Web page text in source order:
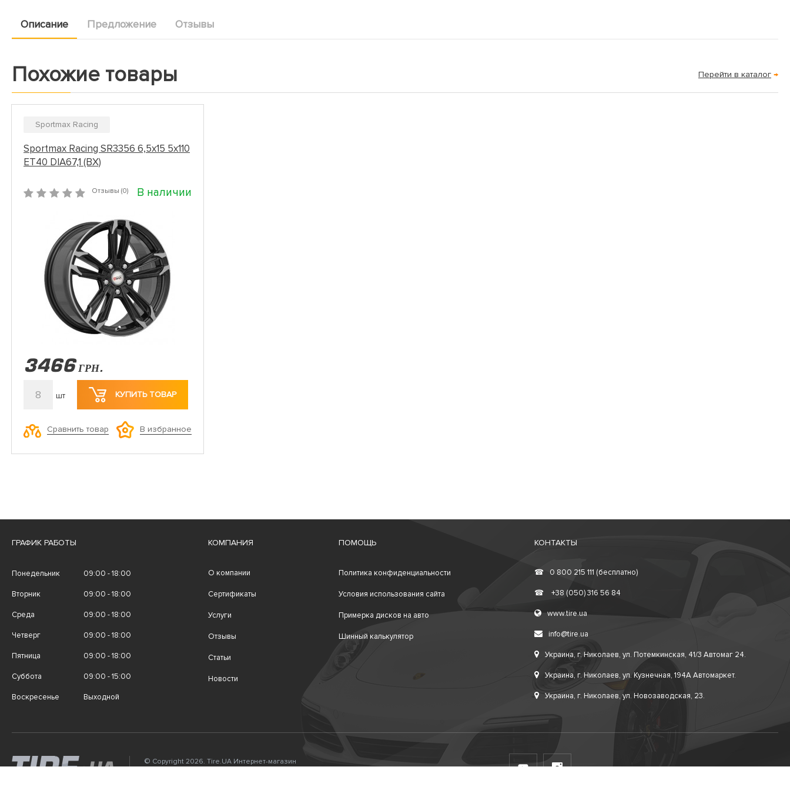
Описание Предложение Отзывы
Похожие товары Перейти в каталог →
Sportmax Racing
Sportmax Racing SR3356 6,5x15 5x110
ET40 DIA67,1 (BX)
Отзывы (0) В наличии
3466 ГРН.
8 шт КУПИТЬ ТОВАР
Сравнить товар В избранное
ГРАФИК РАБОТЫ
Понедельник 09:00 - 18:00
Вторник 09:00 - 18:00
Среда 09:00 - 18:00
Четверг 09:00 - 18:00
Пятница 09:00 - 18:00
Суббота 09:00 - 15:00
Воскресенье Выходной
КОМПАНИЯ
О компании
Сертификаты
Услуги
Отзывы
Статьи
Новости
ПОМОЩЬ
Политика конфиденциальности
Условия использования сайта
Примерка дисков на авто
Шинный калькулятор
КОНТАКТЫ
☎ 0 800 215 111 (бесплатно)
☎ +38 (050) 316 56 84
www.tire.ua
info@tire.ua
Украина, г. Николаев, ул. Потемкинская, 41/3 Автомаг 24.
Украина, г. Николаев, ул. Кузнечная, 194А Автомаркет.
Украина, г. Николаев, ул. Новозаводская, 23.
© Copyright 2026. Tire.UA Интернет-магазин